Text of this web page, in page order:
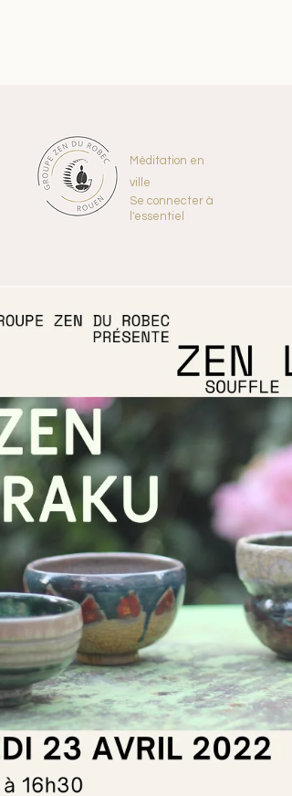
Méditation en
ville
Se connecter à
l'essentiel